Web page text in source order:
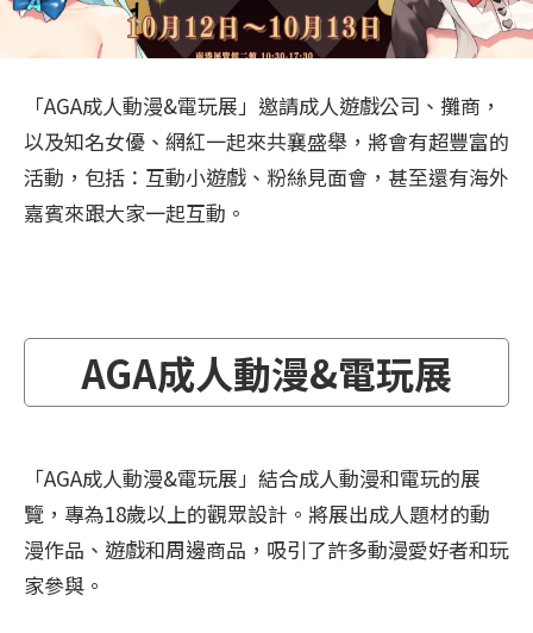
「AGA成人動漫&電玩展」邀請成人遊戲公司、攤商，
以及知名女優、網紅一起來共襄盛舉，將會有超豐富的
活動，包括：互動小遊戲、粉絲見面會，甚至還有海外
嘉賓來跟大家一起互動。
AGA成人動漫&電玩展
「AGA成人動漫&電玩展」結合成人動漫和電玩的展
覽，專為18歲以上的觀眾設計。將展出成人題材的動
漫作品、遊戲和周邊商品，吸引了許多動漫愛好者和玩
家參與。